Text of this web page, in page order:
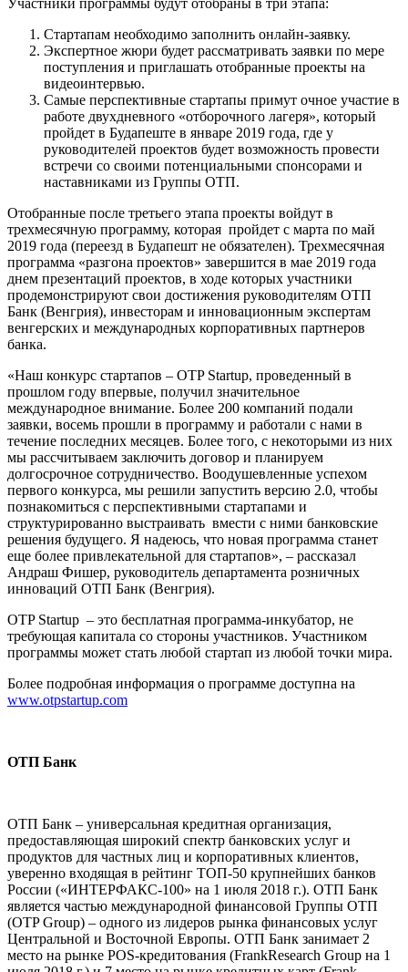
Стартапам необходимо заполнить онлайн-заявку.
Экспертное жюри будет рассматривать заявки по мере
поступления и приглашать отобранные проекты на
видеоинтервью.
Самые перспективные стартапы примут очное участие в
работе двухдневного «отборочного лагеря», который
пройдет в Будапеште в январе 2019 года, где у
руководителей проектов будет возможность провести
встречи со своими потенциальными спонсорами и
наставниками из Группы ОТП.
Отобранные после третьего этапа проекты войдут в
трехмесячную программу, которая пройдет с марта по май
2019 года (переезд в Будапешт не обязателен). Трехмесячная
программа «разгона проектов» завершится в мае 2019 года
днем презентаций проектов, в ходе которых участники
продемонстрируют свои достижения руководителям ОТП
Банк (Венгрия), инвесторам и инновационным экспертам
венгерских и международных корпоративных партнеров
банка.
«Наш конкурс стартапов – OTP Startup, проведенный в
прошлом году впервые, получил значительное
международное внимание. Более 200 компаний подали
заявки, восемь прошли в программу и работали с нами в
течение последних месяцев. Более того, с некоторыми из них
мы рассчитываем заключить договор и планируем
долгосрочное сотрудничество. Воодушевленные успехом
первого конкурса, мы решили запустить версию 2.0, чтобы
познакомиться с перспективными стартапами и
структурированно выстраивать вмести с ними банковские
решения будущего. Я надеюсь, что новая программа станет
еще более привлекательной для стартапов», – рассказал
Андраш Фишер, руководитель департамента розничных
инноваций ОТП Банк (Венгрия).
OTP Startup – это бесплатная программа-инкубатор, не
требующая капитала со стороны участников. Участником
программы может стать любой стартап из любой точки мира.
Более подробная информация о программе доступна на
www.otpstartup.com
ОТП Банк
ОТП Банк – универсальная кредитная организация,
предоставляющая широкий спектр банковских услуг и
продуктов для частных лиц и корпоративных клиентов,
уверенно входящая в рейтинг ТОП-50 крупнейших банков
России («ИНТЕРФАКС-100» на 1 июля 2018 г.). ОТП Банк
является частью международной финансовой Группы ОТП
(OTP Group) – одного из лидеров рынка финансовых услуг
Центральной и Восточной Европы. ОТП Банк занимает 2
место на рынке POS-кредитования (FrankResearch Group на 1